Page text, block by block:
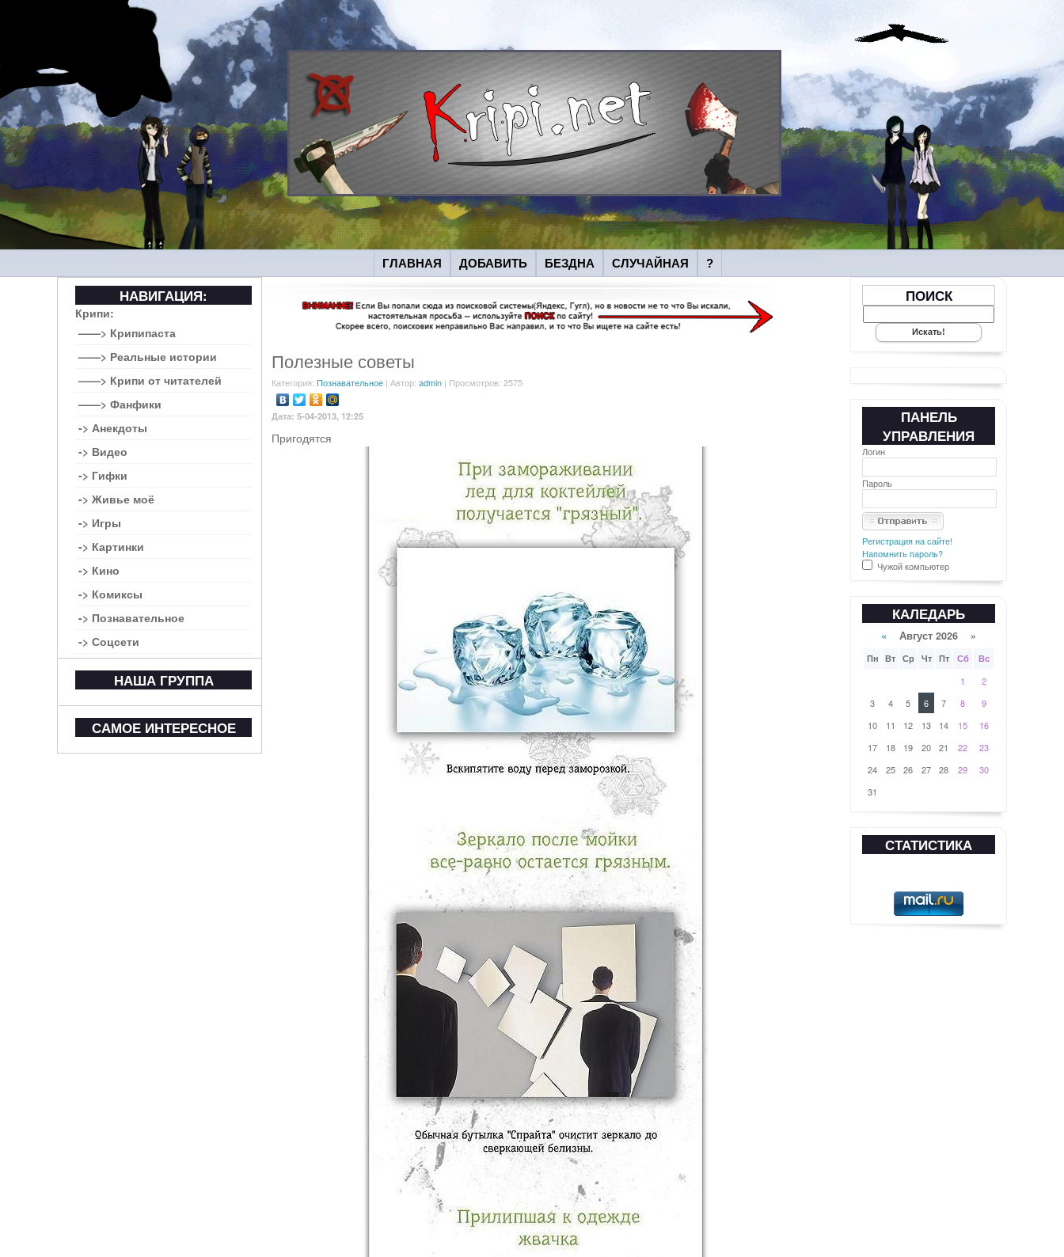
ГЛАВНАЯ ДОБАВИТЬ БЕЗДНА СЛУЧАЙНАЯ ?
Полезные советы
Категория: Познавательное| Автор: admin| Просмотров: 2575
Дата: 5-04-2013, 12:25
Пригодятся
НАВИГАЦИЯ:
Крипи:
——> Крипипаста
——> Реальные истории
——> Крипи от читателей
——> Фанфики
-> Анекдоты
-> Видео
-> Гифки
-> Живье моё
-> Игры
-> Картинки
-> Кино
-> Комиксы
-> Познавательное
-> Соцсети
НАША ГРУППА
САМОЕ ИНТЕРЕСНОЕ
ПОИСК
ПАНЕЛЬ
УПРАВЛЕНИЯ
Логин
Пароль
Регистрация на сайте!
Напомнить пароль?
Чужой компьютер
КАЛЕДАРЬ
« Август 2026 »
Пн Вт Ср Чт Пт Сб Вс
1
2
3
4 5 6 7 8
9
10
11 12 13 14 15
16
17
18 19 20 21 22
23
24
25 26 27 28 29
30
31
СТАТИСТИКА